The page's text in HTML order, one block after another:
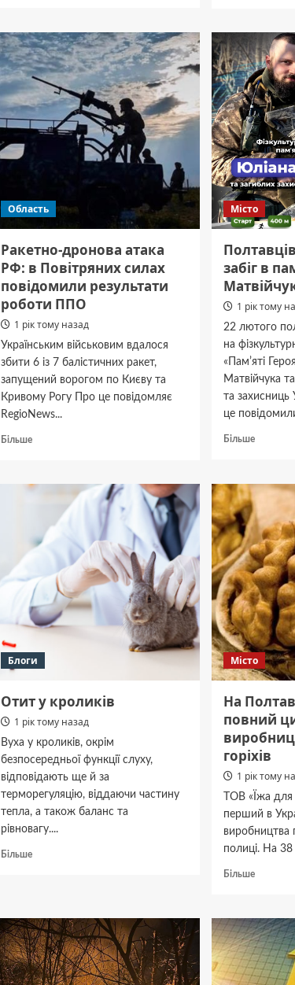
катував
та вбив
76-
річну
жінку,
щоб
заволодіти
вартість
води
у Полтаві
вдвічі
вища
за
через
різницю
втратить
280 млн
грн
у 2025
Область
Ракетно-дронова атака
РФ: в Повітряних силах
повідомили результати
роботи ППО
1 рік тому назад
Українським військовим вдалося
збити 6 із 7 балістичних ракет,
запущений ворогом по Києву та
Кривому Рогу Про це повідомляє
RegioNews...
БільшеДокладніше
дронова
Повітряних
повідомили
результати
роботи
ППО
Місто
забіг в
1 рік тому
22 лютого
на
«Памʼяті
Матвійчука
та захисниць
це
Більше
в
пам’ять
Юліана
Блоги
Отит у кроликів
1 рік тому назад
Вуха у кроликів, окрім
безпосередньої функції слуху,
відповідають ще й за
терморегуляцію, віддаючи частину
тепла, а також баланс та
рівновагу....
БільшеДокладніше
Місто
На
повний
горіхів
1 рік тому
ТОВ «Їжа
перший в
виробництва
полиці. На 38
Більше
повний
цикл